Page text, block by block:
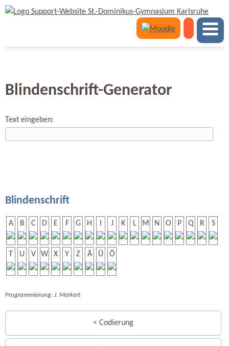
Blindenschrift-Generator
Text eingeben:
Blindenschrift
A B C D E F G H J K L M N O P Q R S
U V W X Y Z Ä Ü Ö
Programmierung: J. Merkert
< Codierung